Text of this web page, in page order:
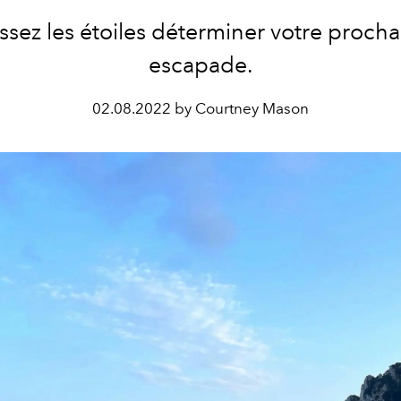
les étoiles déterminer votre
escapade.
02.08.2022 by Courtney Mason